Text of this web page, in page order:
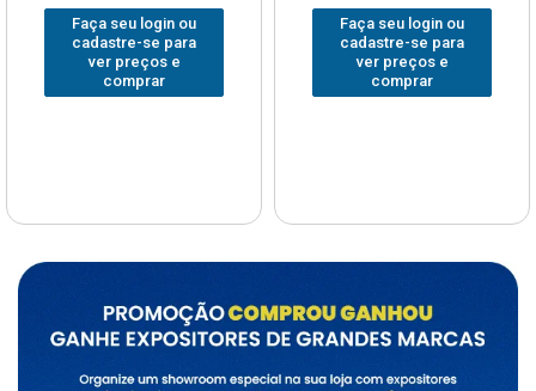
Faça seu login ou
cadastre-se para
ver preços e
comprar
Faça seu login ou
cadastre-se para
ver preços e
comprar